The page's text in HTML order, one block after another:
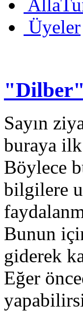
Üyeler
"Dilber"
Sayın
buraya
Böylece
bilgilere
Bunun
giderek
Eğer